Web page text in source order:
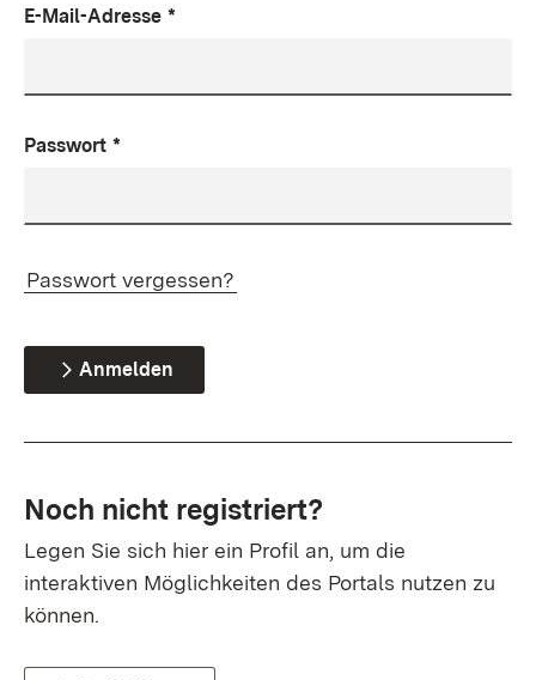
E-Mail-Adresse *
Passwort *
Passwort vergessen?
Anmelden
Noch nicht registriert?
Legen Sie sich hier ein Profil an, um die
interaktiven Möglichkeiten des Portals nutzen zu
können.